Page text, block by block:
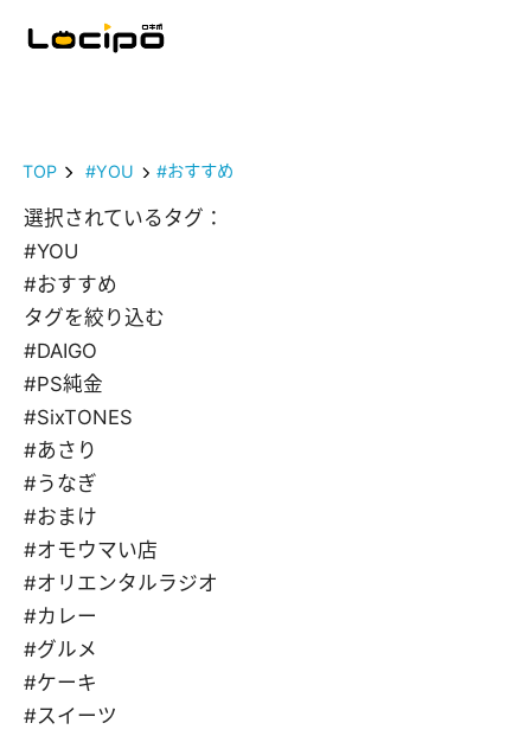
TOP #YOU #おすすめ
選択されているタグ：
#YOU
#おすすめ
タグを絞り込む
#DAIGO
#PS純金
#SixTONES
#あさり
#うなぎ
#おまけ
#オモウマい店
#オリエンタルラジオ
#カレー
#グルメ
#ケーキ
#スイーツ